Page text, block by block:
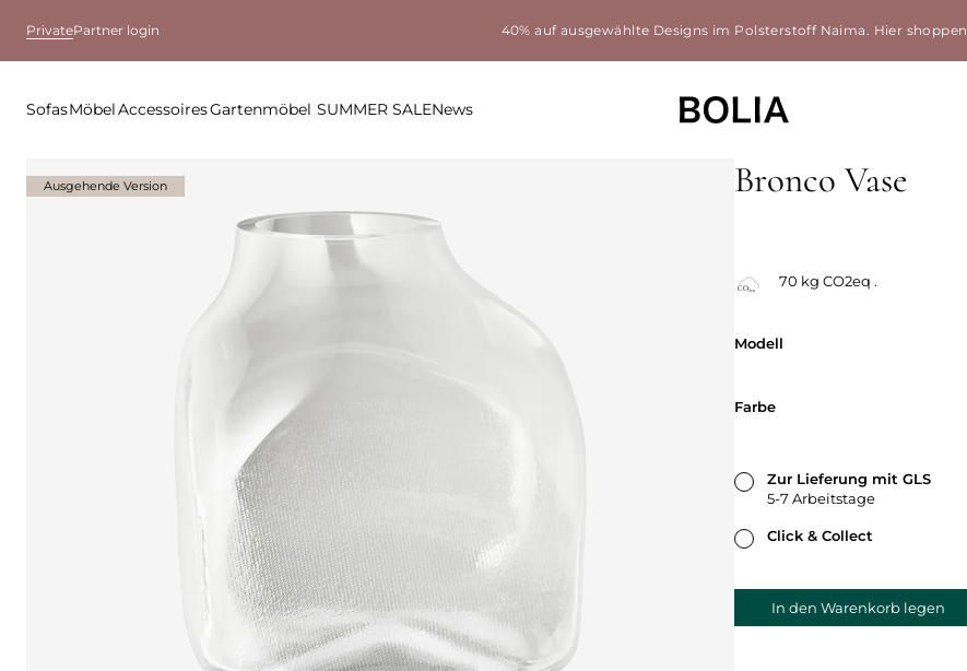
PrivatePartner login 40% auf ausgewählte Designs im Polsterstoff Naima. Hier shoppen
SofasMöbelAccessoiresGartenmöbel SUMMER SALENews
Bronco Vase
70 kg CO2eq .
Modell
Farbe
Zur Lieferung mit GLS
5-7 Arbeitstage
Click & Collect
In den Warenkorb legen
Ausgehende Version